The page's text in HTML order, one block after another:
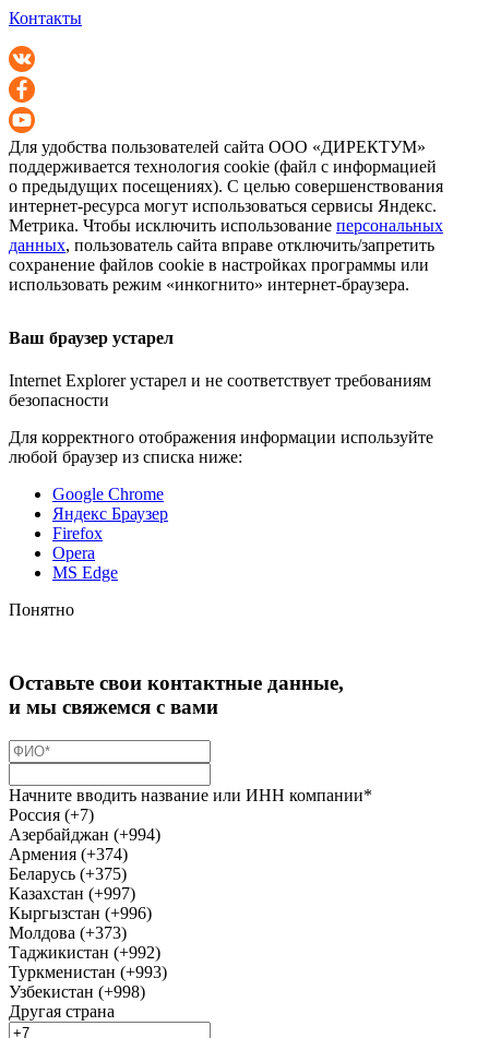
Контакты
Для удобства пользователей сайта ООО «ДИРЕКТУМ»
поддерживается технология cookie (файл с информацией
о предыдущих посещениях). С целью совершенствования
интернет-ресурса могут использоваться сервисы Яндекс.
Метрика. Чтобы исключить использование персональных
данных, пользователь сайта вправе отключить/запретить
сохранение файлов cookie в настройках программы или
использовать режим «инкогнито» интернет-браузера.
Ваш браузер устарел
Internet Explorer устарел и не соответствует требованиям
безопасности
Для корректного отображения информации используйте
любой браузер из списка ниже:
Google Chrome
Яндекс Браузер
Firefox
Opera
MS Edge
Понятно
Оставьте свои контактные данные,
и мы свяжемся с вами
Начните вводить название или ИНН компании*
Россия (+7)
Азербайджан (+994)
Армения (+374)
Беларусь (+375)
Казахстан (+997)
Кыргызстан (+996)
Молдова (+373)
Таджикистан (+992)
Туркменистан (+993)
Узбекистан (+998)
Другая страна